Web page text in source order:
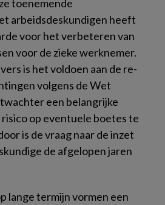
toenemende
arbeidsdeskundigen heeft
voor het verbeteren van
voor de zieke werknemer.
is het voldoen aan de re-
volgens de Wet
een belangrijke
op eventuele boetes te
is de vraag naar de inzet
de afgelopen jaren
lange termijn vormen een